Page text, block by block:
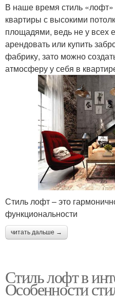
В наше время стиль
квартиры с высокими
площадями, ведь не у всех
арендовать или купить
фабрику, зато можно
атмосферу у себя в
Стиль лофт – это
функциональности
читать дальше →
Стиль лофт в
Особенности